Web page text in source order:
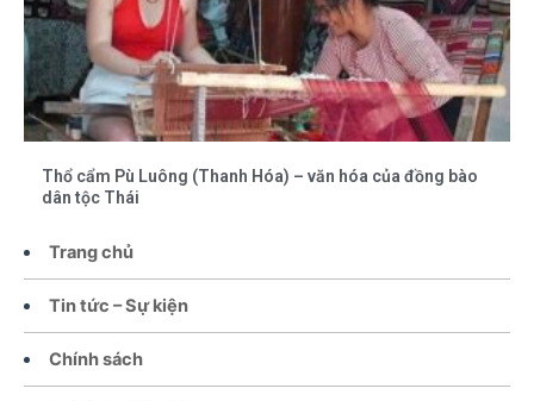
Trang chủ
Tin tức – Sự kiện
Chính sách
Thổ cẩm Pù Luông (Thanh Hóa) – văn hóa của đồng bào
dân tộc Thái